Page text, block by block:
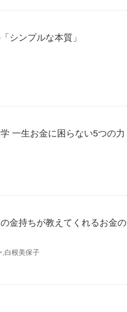
シンプルな本質」
一生お金に困らない5つの力
金持ちが教えてくれるお金の
,白根美保子